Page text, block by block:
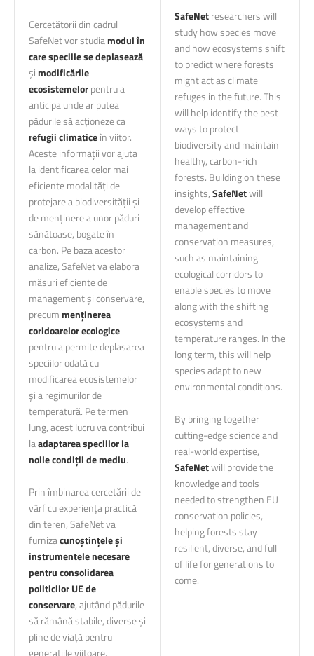
Cercetătorii din cadrul
SafeNet vor studiamodul în
care speciile se deplasează
șimodificările
ecosistemelorpentru a
anticipa unde ar putea
pădurile să acționeze ca
refugii climaticeîn viitor.
Aceste informații vor ajuta
la identificarea celor mai
eficiente modalități de
protejare a biodiversității și
de menținere a unor păduri
sănătoase, bogate în
carbon. Pe baza acestor
analize, SafeNet va elabora
măsuri eficiente de
management și conservare,
precummenținerea
coridoarelor ecologice
pentru a permite deplasarea
speciilor odată cu
modificarea ecosistemelor
și a regimurilor de
temperatură. Pe termen
lung, acest lucru va contribui
laadaptarea speciilor la
noile condiții de mediu.
Prin îmbinarea cercetării de
vârf cu experiența practică
din teren, SafeNet va
furnizacunoștințele și
instrumentele necesare
pentru consolidarea
politicilor UE de
conservare, ajutând pădurile
să rămână stabile, diverse și
pline de viață pentru
generațiile viitoare.
SafeNetresearchers will
study how species move
and how ecosystems shift
to predict where forests
might act as climate
refuges in the future. This
will help identify the best
ways to protect
biodiversity and maintain
healthy, carbon-rich
forests. Building on these
insights,SafeNetwill
develop effective
management and
conservation measures,
such as maintaining
ecological corridors to
enable species to move
along with the shifting
ecosystems and
temperature ranges. In the
long term, this will help
species adapt to new
environmental conditions.
By bringing together
cutting-edge science and
real-world expertise,
SafeNetwill provide the
knowledge and tools
needed to strengthen EU
conservation policies,
helping forests stay
resilient, diverse, and full
of life for generations to
come.